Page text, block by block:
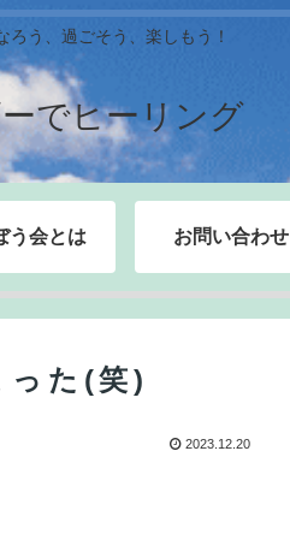
う、過ごそう、楽しもう！
でヒーリング
う会とは お問い合わせ
った(笑)
2023.12.20